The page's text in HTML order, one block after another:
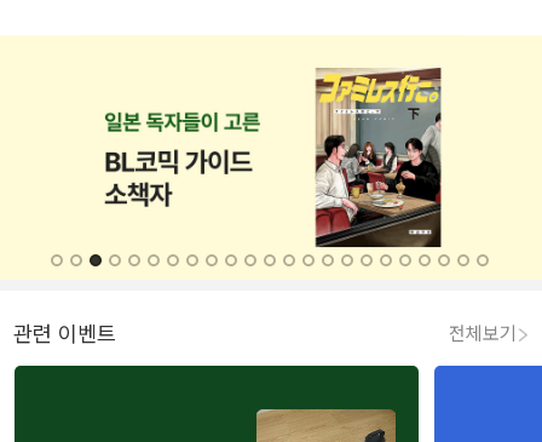
관련 이벤트 전체보기